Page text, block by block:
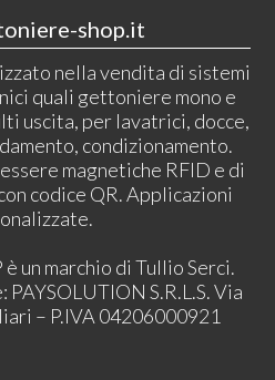
shop.it
nella vendita di sistemi
quali gettoniere mono e
uscita, per lavatrici, docce,
condizionamento.
magnetiche RFID e di
codice QR. Applicazioni
un marchio di Tullio Serci.
S.R.L.S. Via
– P.IVA 04206000921